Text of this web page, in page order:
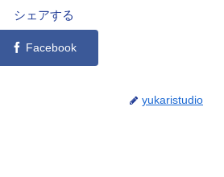
シェアする
Facebook
yukaristudio